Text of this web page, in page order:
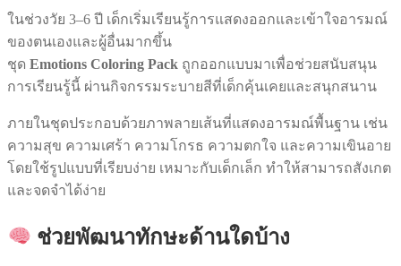
ในช่วงวัย 3–6 ปี เด็กเริ่มเรียนรู้การแสดงออกและเข้าใจอารมณ์
ของตนเองและผู้อื่นมากขึ้น
ชุด Emotions Coloring Pack ถูกออกแบบมาเพื่อช่วยสนับสนุน
การเรียนรู้นี้ ผ่านกิจกรรมระบายสีที่เด็กคุ้นเคยและสนุกสนาน
ภายในชุดประกอบด้วยภาพลายเส้นที่แสดงอารมณ์พื้นฐาน เช่น
ความสุข ความเศร้า ความโกรธ ความตกใจ และความเขินอาย
โดยใช้รูปแบบที่เรียบง่าย เหมาะกับเด็กเล็ก ทำให้สามารถสังเกต
และจดจำได้ง่าย
ช่วยพัฒนาทักษะด้านใดบ้าง